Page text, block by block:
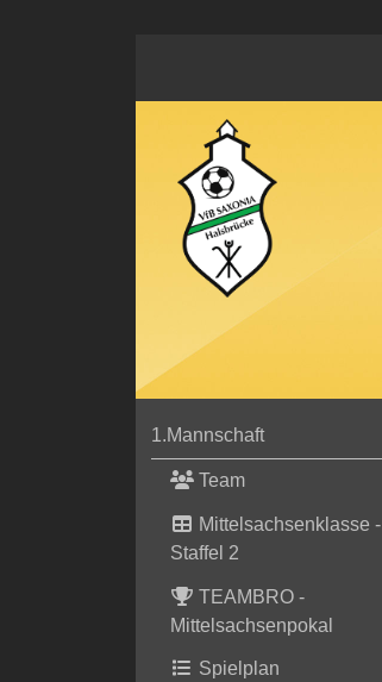
1.Mannschaft
Team
Mittelsachsenklasse -
Staffel 2
TEAMBRO -
Mittelsachsenpokal
Spielplan